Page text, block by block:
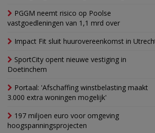
PGGM neemt risico op Poolse
vastgoedleningen van 1,1 mrd over
Impact Fit sluit huurovereenkomst in
SportCity opent nieuwe vestiging in
Doetinchem
Portaal: 'Afschaffing winstbelasting maakt
3.000 extra woningen mogelijk'
197 miljoen euro voor omgeving
hoogspanningsprojecten